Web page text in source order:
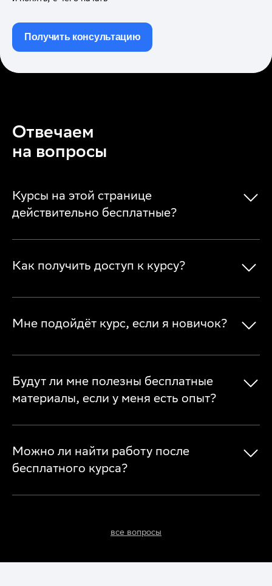
Получить консультацию
Отвечаем
на вопросы
Курсы на этой странице
действительно бесплатные?
Как получить доступ к курсу?
Мне подойдёт курс, если я новичок?
Будут ли мне полезны бесплатные
материалы, если у меня есть опыт?
Можно ли найти работу после
бесплатного курса?
все вопросы